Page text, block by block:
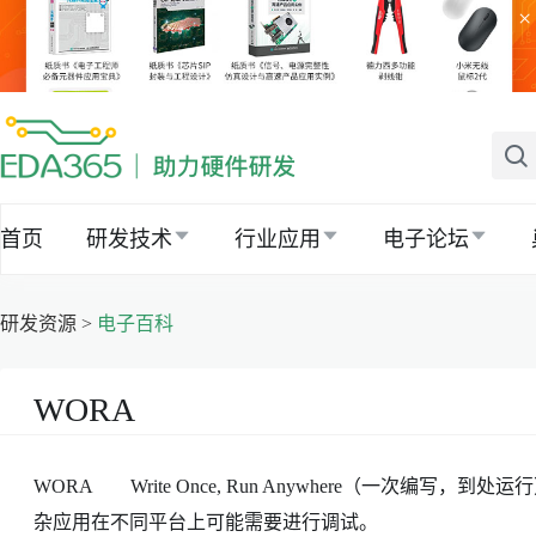
×
首页 研发技术 行业应用 电子论坛
研发资源 > 电子百科
WORA
WORA Write Once, Run Anywhere（一次编写，到处运
杂应用在不同平台上可能需要进行调试。